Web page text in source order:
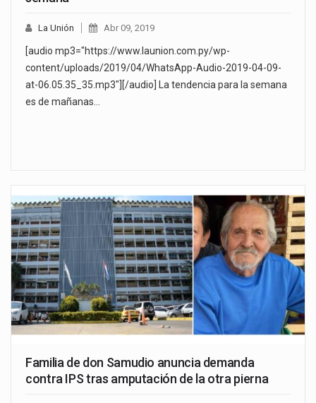
La Unión Abr 09, 2019
[audio mp3="https://www.launion.com.py/wp-
content/uploads/2019/04/WhatsApp-Audio-2019-04-09-
at-06.05.35_35.mp3"][/audio] La tendencia para la semana
es de mañanas…
Familia de don Samudio anuncia demanda
contra IPS tras amputación de la otra pierna